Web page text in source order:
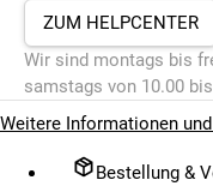
ZUM HELPCENTER
Wir sind montags bis
samstags von 10.00
Weitere Informationen
Bestellung &